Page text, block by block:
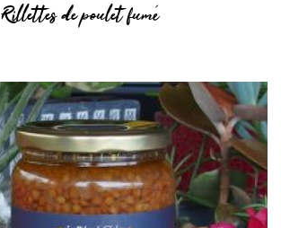
Rillettes de poulet fumé